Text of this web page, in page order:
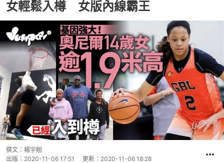
女輕鬆入樽 女版內線霸王
撰文： 楊宇翹
出版： 2020-11-06 17:51 更新： 2020-11-06 18:28